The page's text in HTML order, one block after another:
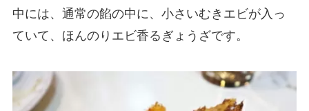
中には、通常の餡の中に、小さいむきエビが入っ
ていて、ほんのりエビ香るぎょうざです。